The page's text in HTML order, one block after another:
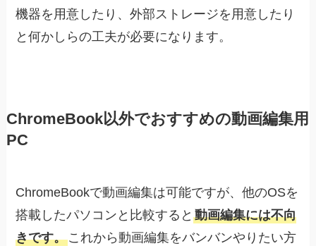
機器を用意したり、外部ストレージを用意したり
と何かしらの工夫が必要になります。
ChromeBook以外でおすすめの動画編集用
PC
ChromeBookで動画編集は可能ですが、他のOSを
搭載したパソコンと比較すると動画編集には不向
きです。これから動画編集をバンバンやりたい方